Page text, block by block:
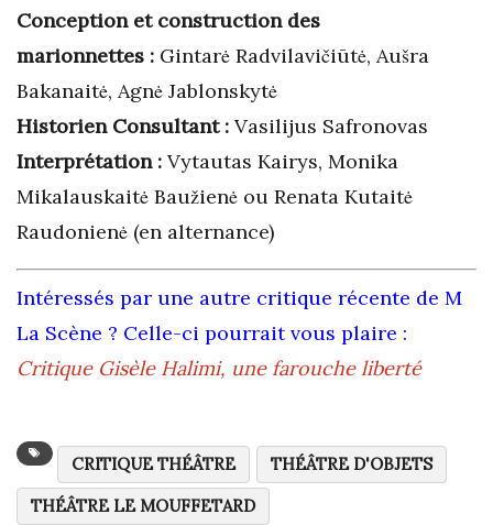
Conception et construction des
marionnettes : Gintarė Radvilavičiūtė, Aušra
Bakanaitė, Agnė Jablonskytė
Historien Consultant : Vasilijus Safronovas
Interprétation : Vytautas Kairys, Monika
Mikalauskaitė Baužienė ou Renata Kutaitė
Raudonienė (en alternance)
Intéressés par une autre critique récente de M
La Scène ? Celle-ci pourrait vous plaire :
Critique Gisèle Halimi, une farouche liberté
CRITIQUE THÉÂTRE
THÉÂTRE D'OBJETS
THÉÂTRE LE MOUFFETARD